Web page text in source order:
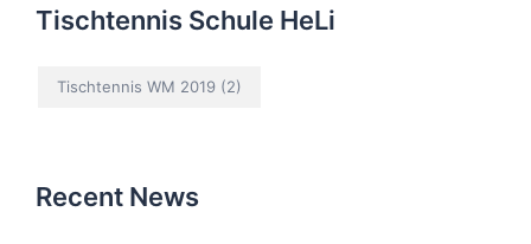
Tischtennis Schule HeLi
Tischtennis WM 2019 (2)
Recent News